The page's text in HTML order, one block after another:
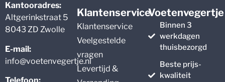
Kantooradres:
Altgerinkstraat 5
8043 ZD Zwolle
E-mail:
info@voetenvegertje.nl
Klantenservice
Klantenservice
Veelgestelde
vragen
Levertijd &
Voetenvegertje
Binnen 3
werkdagen
thuisbezorgd
Beste prijs-
kwaliteit